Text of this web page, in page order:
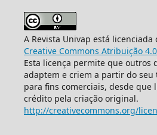
A Revista Univap está licenciada
Creative Commons Atribuição
Esta licença permite que outros
adaptem e criem a partir do seu
para fins comerciais, desde que
crédito pela criação original.
http://creativecommons.org/